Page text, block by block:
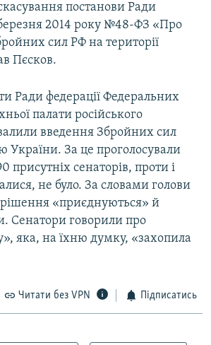
постанови Ради
березня 2014 року №48-ФЗ «Про
сил РФ на території
Пєсков.
Ради федерації Федеральних
палати російського
введення Збройних сил
України. За це проголосували
присутніх сенаторів, проти і
не було. За словами голови
«приєднуються» й
Сенатори говорили про
яка, на їхню думку, «захопила
Читати без VPN Підписатись